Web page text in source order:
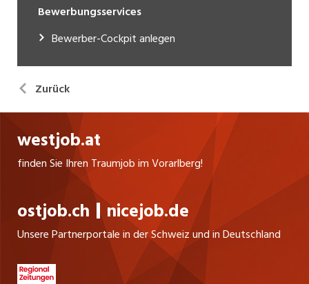
Bewerbungsservices
Bewerber-Cockpit anlegen
Zurück
westjob.at
finden Sie Ihren Traumjob im Vorarlberg!
ostjob.ch nicejob.de
Unsere Partnerportale in der Schweiz und in Deutschland